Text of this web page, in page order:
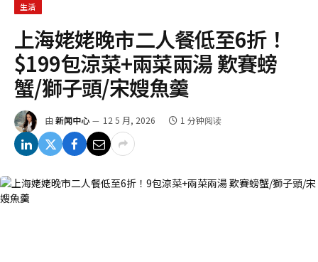
生活
上海姥姥晚市二人餐低至6折！
$199包涼菜+兩菜兩湯 歎賽螃
蟹/獅子頭/宋嫂魚羹
由 新闻中心 12 5 月, 2026 1 分钟阅读